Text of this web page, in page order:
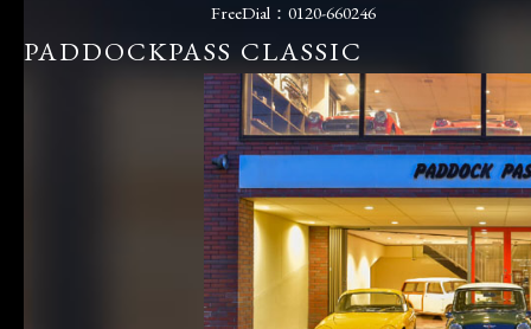
FreeDial：0120-660246
PADDOCKPASS CLASSIC